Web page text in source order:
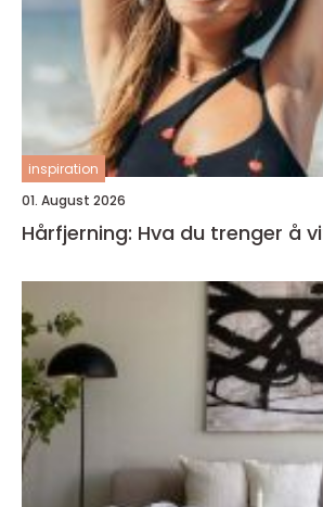
inspiration
01. August 2026
Hårfjerning: Hva du trenger å